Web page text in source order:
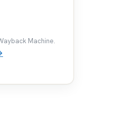
Machine.